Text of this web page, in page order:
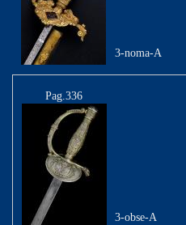
3-noma-A
Pag.336
3-obse-A